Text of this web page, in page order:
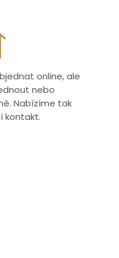
online, ale
nebo
Nabízíme tak
kontakt.